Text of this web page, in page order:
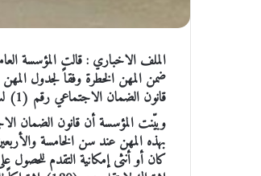
قانون الضمان الاجتماعي رقم (1) لسنة 2014 وتعديلاته.
وبيّنت المؤسسة أن قانون الضمان
بهذه المهن عند سن الخامسة